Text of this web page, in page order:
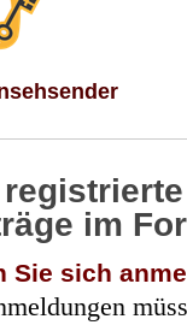
im
Sie sich